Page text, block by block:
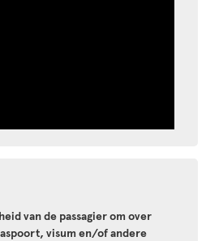
van de passagier om over
visum en/of andere